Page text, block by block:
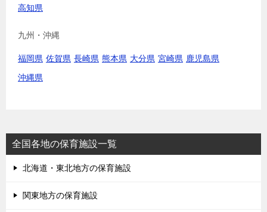
高知県
九州・沖縄
福岡県 佐賀県 長崎県 熊本県 大分県 宮崎県 鹿児島県
沖縄県
全国各地の保育施設一覧
北海道・東北地方の保育施設
関東地方の保育施設